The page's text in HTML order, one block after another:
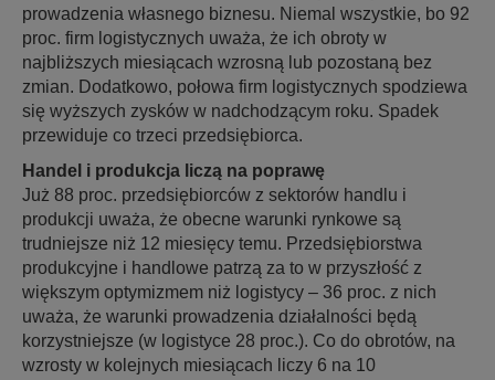
prowadzenia własnego biznesu. Niemal wszystkie, bo 92
proc. firm logistycznych uważa, że ich obroty w
najbliższych miesiącach wzrosną lub pozostaną bez
zmian. Dodatkowo, połowa firm logistycznych spodziewa
się wyższych zysków w nadchodzącym roku. Spadek
przewiduje co trzeci przedsiębiorca.
Handel i produkcja liczą na poprawę
Już 88 proc. przedsiębiorców z sektorów handlu i
produkcji uważa, że obecne warunki rynkowe są
trudniejsze niż 12 miesięcy temu. Przedsiębiorstwa
produkcyjne i handlowe patrzą za to w przyszłość z
większym optymizmem niż logistycy – 36 proc. z nich
uważa, że warunki prowadzenia działalności będą
korzystniejsze (w logistyce 28 proc.). Co do obrotów, na
wzrosty w kolejnych miesiącach liczy 6 na 10